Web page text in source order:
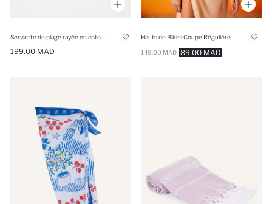
199.00 MAD
Hauts de Bikini Coupe Régulière
89.00 MAD
149.00 MAD